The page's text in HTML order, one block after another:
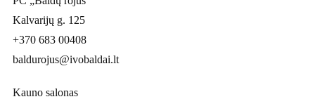
Kalvarijų g. 125
+370 683 00408
baldurojus@ivobaldai.lt
Kauno salonas